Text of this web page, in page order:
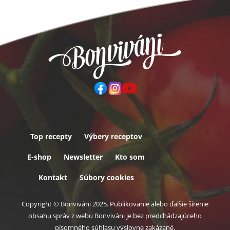
Päta
Top recepty Výbery receptov
E-shop Newsletter Kto som
Kontakt Súbory cookies
Copyright © Bonviváni 2025. Publikovanie alebo ďalšie šírenie
obsahu správ z webu Bonviváni je bez predchádzajúceho
písomného súhlasu výslovne zakázané.